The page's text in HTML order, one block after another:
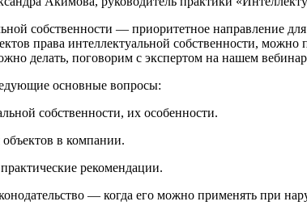
собственности — приоритетное направление
права интеллектуальной собственности,
делать, поговорим с экспертом на нашем
основные вопросы:
собственности, их особенности.
в компании.
рекомендации.
— когда его можно применять при